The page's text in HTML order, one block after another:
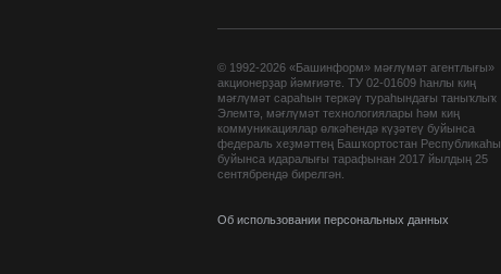
© 1992-2026 «Башинформ» мәғлүмәт агентлығы»
акционерҙар йәмғиәте. ТУ 02-01609 һанлы киң
мәғлүмәт сараһын теркәү тураһындағы таныҡлыҡ
Элемтә, мәғлүмәт технологиялары һәм киң
коммуникациялар өлкәһендә күҙәтеү буйынса
федераль хеҙмәттең Башҡортостан Республикаһы
буйынса идаралығы тарафынан 2017 йылдың 25
сентябрендә бирелгән.
Об использовании персональных данных